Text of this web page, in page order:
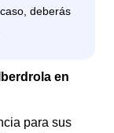
en
para sus